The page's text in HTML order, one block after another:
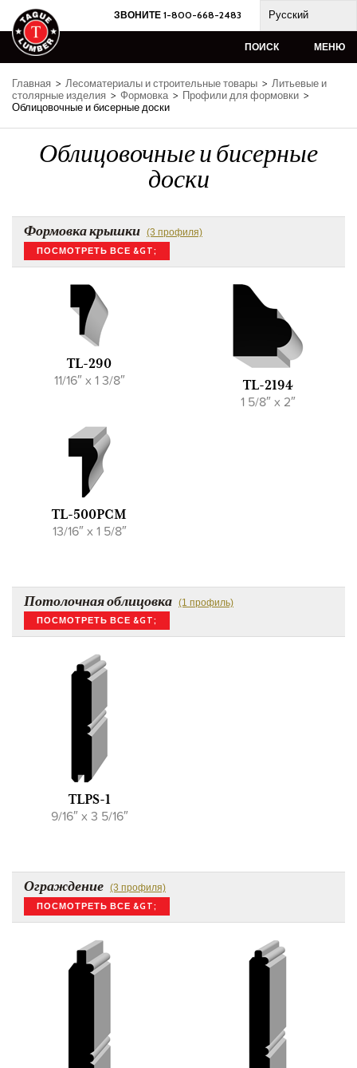
Skip
to
content
ЗВОНИТЕ 1-800-668-2483 Русский
ПОИСК МЕНЮ
Главная > Лесоматериалы и строительные товары > Литьевые и
столярные изделия > Формовка> Профили для формовки >
Облицовочные и бисерные доски
Облицовочные и бисерные
доски
Формовка крышки (3 профиля)
ПОСМОТРЕТЬ ВСЕ &GT;
TL-290
11/16″ x 1 3/8″ TL-2194
1 5/8″ x 2″
TL-500PCM
13/16″ x 1 5/8″
Потолочная облицовка (1 профиль)
ПОСМОТРЕТЬ ВСЕ &GT;
TLPS-1
9/16″ x 3 5/16″
Ограждение (3 профиля)
ПОСМОТРЕТЬ ВСЕ &GT;